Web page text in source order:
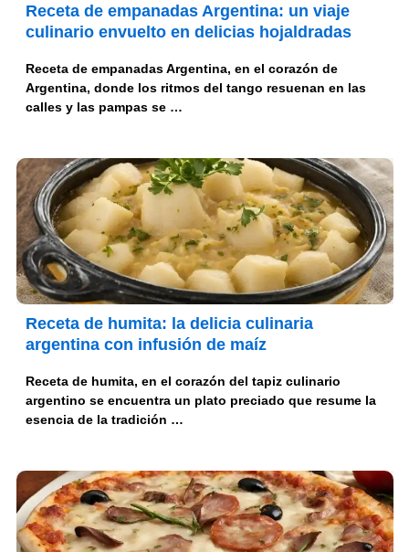
Receta de empanadas Argentina: un viaje
culinario envuelto en delicias hojaldradas
Receta de empanadas Argentina, en el corazón de
Argentina, donde los ritmos del tango resuenan en las
calles y las pampas se …
Receta de humita: la delicia culinaria
argentina con infusión de maíz
Receta de humita, en el corazón del tapiz culinario
argentino se encuentra un plato preciado que resume la
esencia de la tradición …